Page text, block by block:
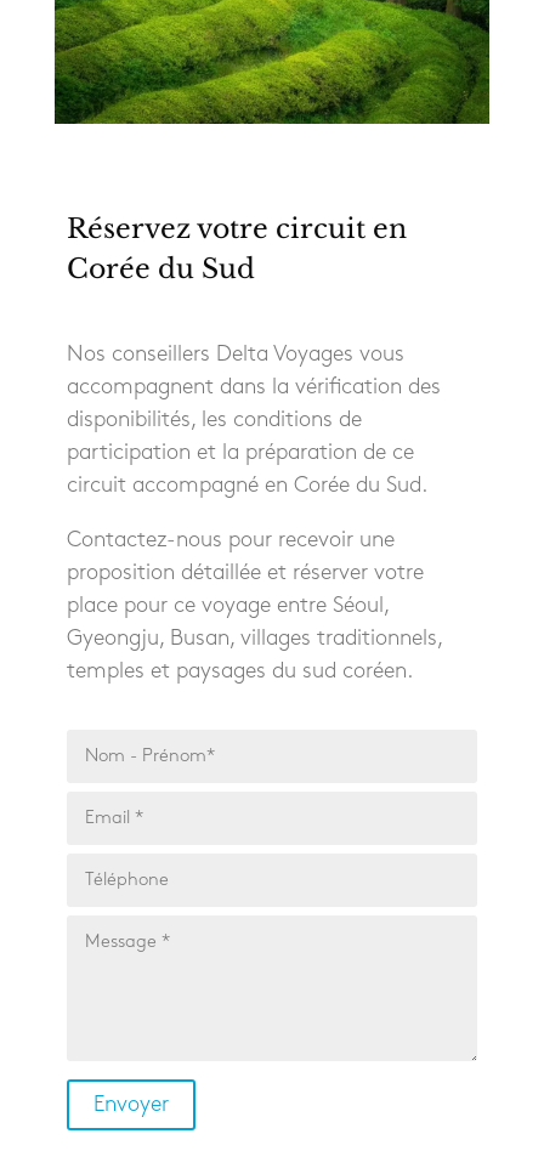
Réservez votre circuit en
Corée du Sud
Nos conseillers Delta Voyages vous
accompagnent dans la vérification des
disponibilités, les conditions de
participation et la préparation de ce
circuit accompagné en Corée du Sud.
Contactez-nous pour recevoir une
proposition détaillée et réserver votre
place pour ce voyage entre Séoul,
Gyeongju, Busan, villages traditionnels,
temples et paysages du sud coréen.